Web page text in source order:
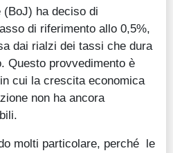
(BoJ) ha deciso di
di riferimento allo 0,5%,
dai rialzi dei tassi che dura
Questo provvedimento è
cui la crescita economica
non ha ancora
molti particolare, perché le